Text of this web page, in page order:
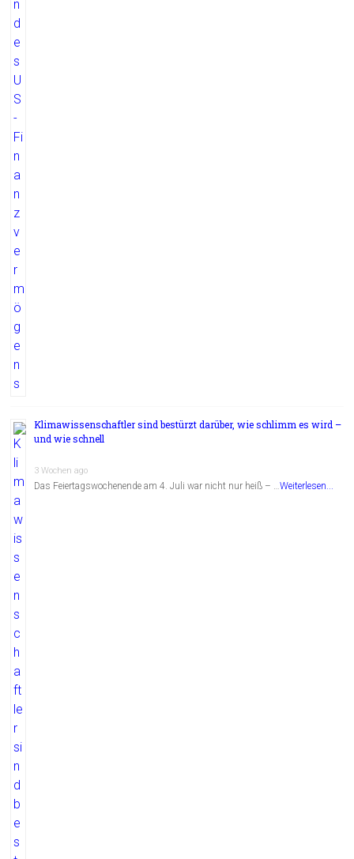
Klimawissenschaftler sind bestürzt darüber, wie schlimm es wird –
und wie schnell
3 Wochen ago
Das Feiertagswochenende am 4. Juli war nicht nur heiß – …Weiterlesen...